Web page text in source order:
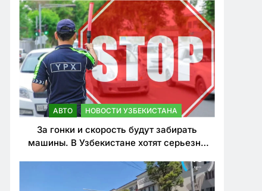
АВТО НОВОСТИ УЗБЕКИСТАНА
За гонки и скорость будут забирать
машины. В Узбекистане хотят серьезно